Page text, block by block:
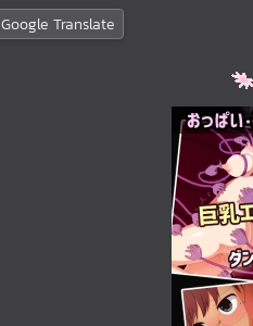
Google Translate